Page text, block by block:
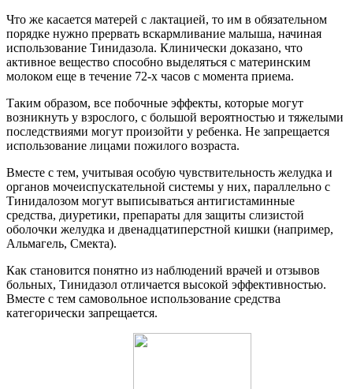
Что же касается матерей с лактацией, то им в обязательном
порядке нужно прервать вскармливание малыша, начиная
использование Тинидазола. Клинически доказано, что
активное вещество способно выделяться с материнским
молоком еще в течение 72-х часов с момента приема.
Таким образом, все побочные эффекты, которые могут
возникнуть у взрослого, с большой вероятностью и тяжелыми
последствиями могут произойти у ребенка. Не запрещается
использование лицами пожилого возраста.
Вместе с тем, учитывая особую чувствительность желудка и
органов мочеиспускательной системы у них, параллельно с
Тинидалозом могут выписываться антигистаминные
средства, диуретики, препараты для защиты слизистой
оболочки желудка и двенадцатиперстной кишки (например,
Альмагель, Смекта).
Как становится понятно из наблюдений врачей и отзывов
больных, Тинидазол отличается высокой эффективностью.
Вместе с тем самовольное использование средства
категорически запрещается.